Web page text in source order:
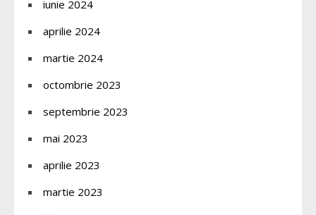
iunie 2024
aprilie 2024
martie 2024
octombrie 2023
septembrie 2023
mai 2023
aprilie 2023
martie 2023